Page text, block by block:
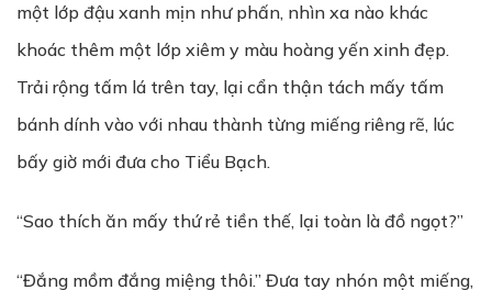
một lớp đậu xanh mịn như phấn, nhìn xa nào khác
khoác thêm một lớp xiêm y màu hoàng yến xinh đẹp.
Trải rộng tấm lá trên tay, lại cẩn thận tách mấy tấm
bánh dính vào với nhau thành từng miếng riêng rẽ, lúc
bấy giờ mới đưa cho Tiểu Bạch.
“Sao thích ăn mấy thứ rẻ tiền thế, lại toàn là đồ ngọt?”
“Đắng mồm đắng miệng thôi.” Đưa tay nhón một miếng,